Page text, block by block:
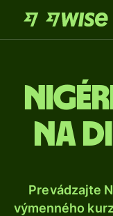
na
Prevádzajte
výmenného